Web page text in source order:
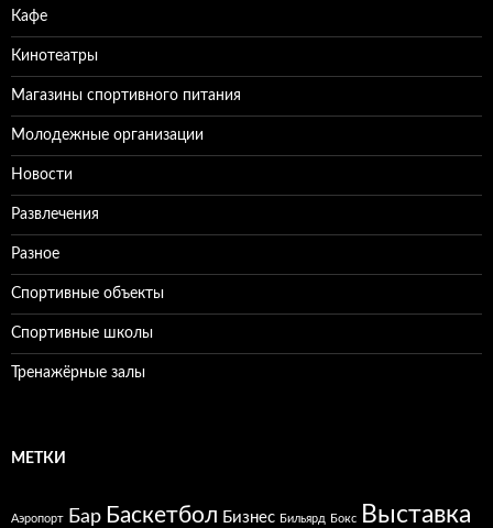
Кафе
Кинотеатры
Магазины спортивного питания
Молодежные организации
Новости
Развлечения
Разное
Спортивные объекты
Спортивные школы
Тренажёрные залы
МЕТКИ
Аэропорт Бар Баскетбол Бизнес Бильярд Бокс Выставка